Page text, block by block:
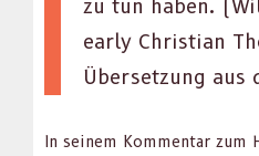
zu tun haben.
ear­ly Chris­t­ian
Über­set­zung aus
In seinem Kom­men­tar zum